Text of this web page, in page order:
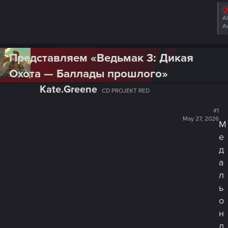
Представляем «Ведьмак 3: Дикая
Охота — Баллады прошлого»
Kate.Greene CD PROJEKT RED
#1
May 27, 2026М
е
д
а
л
ь
о
н